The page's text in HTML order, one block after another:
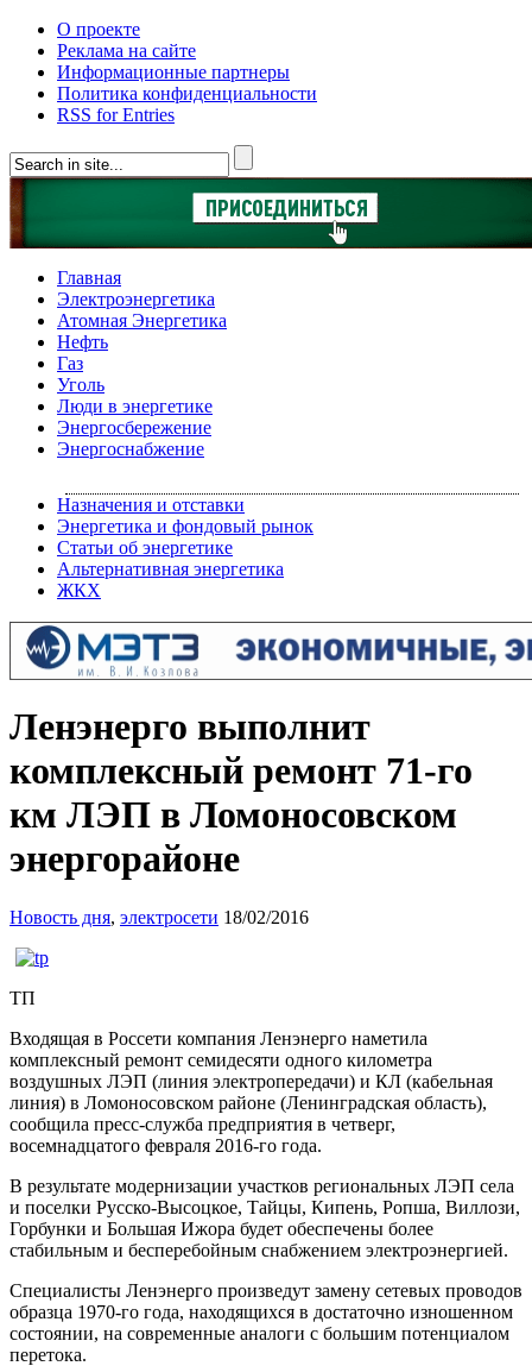
О проекте
Реклама на сайте
Информационные партнеры
Политика конфиденциальности
RSS for Entries
Главная
Электроэнергетика
Атомная Энергетика
Нефть
Газ
Уголь
Люди в энергетике
Энергосбережение
Энергоснабжение
Назначения и отставки
Энергетика и фондовый рынок
Статьи об энергетике
Альтернативная энергетика
ЖКХ
Ленэнерго выполнит
комплексный ремонт 71-го
км ЛЭП в Ломоносовском
энергорайоне
Новость дня, электросети 18/02/2016
ТП
Входящая в Россети компания Ленэнерго наметила
комплексный ремонт семидесяти одного километра
воздушных ЛЭП (линия электропередачи) и КЛ (кабельная
линия) в Ломоносовском районе (Ленинградская область),
сообщила пресс-служба предприятия в четверг,
восемнадцатого февраля 2016-го года.
В результате модернизации участков региональных ЛЭП села
и поселки Русско-Высоцкое, Тайцы, Кипень, Ропша, Виллози,
Горбунки и Большая Ижора будет обеспечены более
стабильным и бесперебойным снабжением электроэнергией.
Специалисты Ленэнерго произведут замену сетевых проводов
образца 1970-го года, находящихся в достаточно изношенном
состоянии, на современные аналоги с большим потенциалом
перетока.